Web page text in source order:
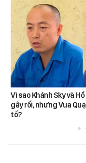
Vì sao Khánh Sky và
gây rối, nhưng Vua
tố?